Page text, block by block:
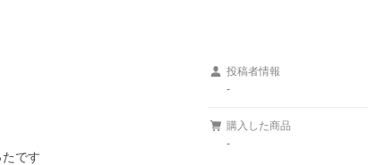
です
投稿者情報
-
購入した商品
-